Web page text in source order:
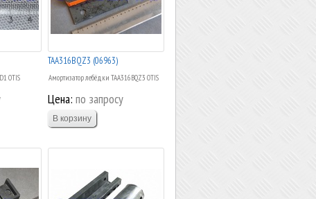
OTIS
ТАА316BQZ3 (06963)
Амортизатор лебёдки ТАА316BQZ3 OTIS
Цена: по запросу